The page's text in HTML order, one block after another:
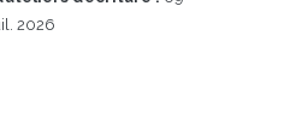
2026